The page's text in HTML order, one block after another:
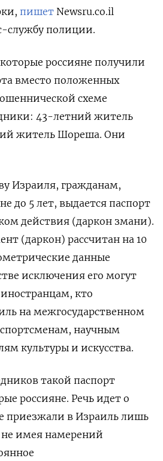
пишет Newsru.co.il
службу полиции.
россияне получили
вместо положенных
схеме
43-летний житель
житель Шореша. Они
Израиля, гражданам,
до 5 лет, выдается паспорт
действия (даркон змани).
(даркон) рассчитан на 10
данные
исключения его могут
кто
на межгосударственном
научным
культуры и искусства.
такой паспорт
россияне. Речь идет о
приезжали в Израиль лишь
не имея намерений